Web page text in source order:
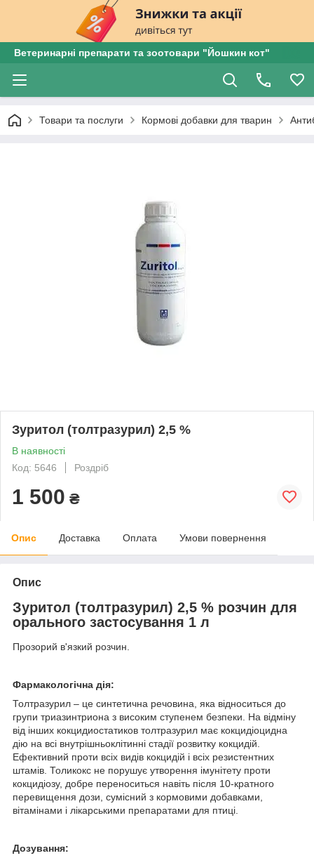
Ветеринарні препарати та зоотовари "Йошкин кот"
Товари та послуги Кормові добавки для тварин
Зуритол (толтразурил) 2,5 %
В наявності
Код: 5646
Роздріб
1 500 ₴
Опис Доставка Оплата Умови повернення
Опис
Зуритол (толтразурил) 2,5 % розчин для
орального застосування 1 л
Прозорий в'язкий розчин.
Фармакологічна дія:
Толтразурил – це синтетична речовина, яка відноситься до
групи триазинтриона з високим ступенем безпеки. На відміну
від інших кокцидиостатиков толтразурил має кокцидіоцидна
дію на всі внутрішньоклітинні стадії розвитку кокцидій.
Ефективний проти всіх видів кокцидій і всіх резистентних
штамів. Толикокс не порушує утворення імунітету проти
кокцидіозу, добре переноситься навіть після 10-кратного
перевищення дози, сумісний з кормовими добавками,
вітамінами і лікарськими препаратами для птиці.
Дозування: